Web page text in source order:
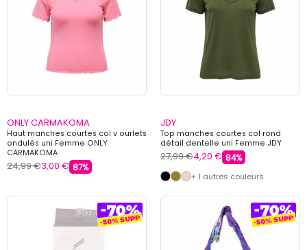
ONLY CARMAKOMA
Haut manches courtes col v ourlets
ondulés uni Femme ONLY
CARMAKOMA
24,99 €3,00 € 87%
JDY
Top manches courtes col rond
détail dentelle uni Femme JDY
27,99 €4,20 € 84%
+ 1 autres couleurs